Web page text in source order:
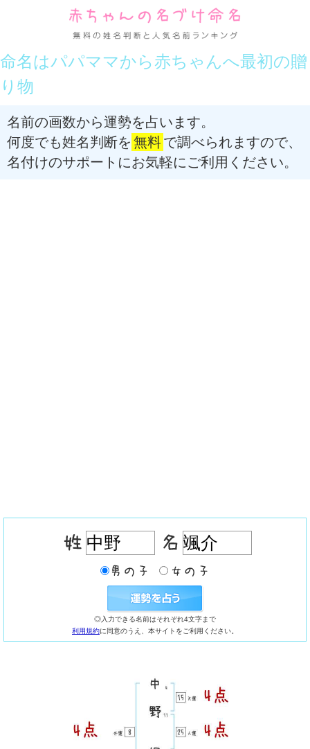
命名はパパママから赤ちゃんへ最初の贈
り物
名前の画数から運勢を占います。
何度でも姓名判断を 無料で調べられますので、
名付けのサポートにお気軽にご利用ください。
◎入力できる名前はそれぞれ4文字まで
利用規約に同意のうえ、本サイトをご利用ください。